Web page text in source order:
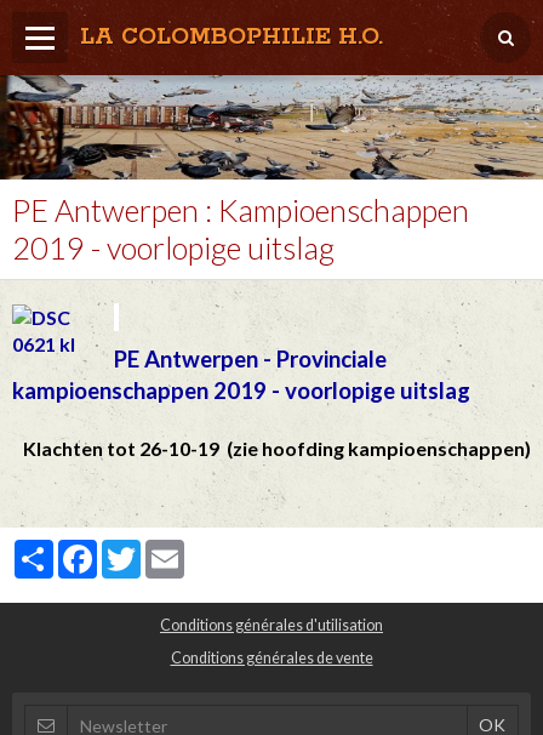
LA COLOMBOPHILIE H.O.
Home
Météo / Het weer
Lâcher / Los
Result. clubs, Provincial, (Inter)National
RFCB / KBDB
PE Antwerpen : Kampioenschappen
2019 - voorlopige uitslag
PE Antwerpen - Provinciale
kampioenschappen 2019 - voorlopige uitslag
Klachten tot 26-10-19 (zie hoofding kampioenschappen)
PartagerFacebook
Twitter
Conditions générales d'utilisation
Conditions générales de vente